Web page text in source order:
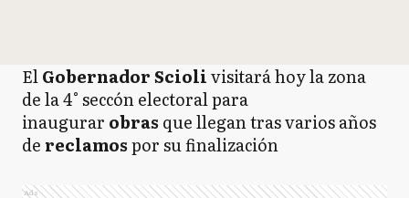
ElGobernador Sciolivisitará hoy la zona
de la 4° seccón electoral para
inaugurar obras que llegan tras varios años
de reclamospor su finalización
Ads